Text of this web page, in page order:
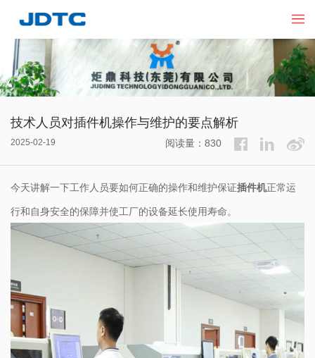
技术人员对插件机操作与维护的要点解析
2025-02-19 阅读量：830
今天讲解一下工作人员要如何正确的操作和维护保证插件机正常运
行和自身安全的保障并使工厂的设备延长使用寿命。